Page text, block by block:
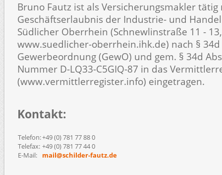
Bruno Fautz ist als Versicherungsmakler tätig
Geschäftserlaubnis der Industrie-­ und
Südlicher Oberrhein (Schnewlinstraße 11 -
www.suedlicher-oberrhein.ihk.de) nach § 34d
Gewerbeordnung (GewO) und gem. § 34d
Nummer D-­LQ33-­C5GIQ-­87 in das
(www.vermittlerregister.info) eingetragen.
Kontakt:
Telefon:+49 (0) 781 77 88 0
Telefax: +49 (0) 781 77 44 0
E-Mail:
mail@schilder-fautz.de